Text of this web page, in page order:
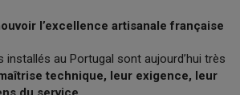
l’excellence artisanale française
au Portugal sont aujourd’hui très
technique, leur exigence, leur